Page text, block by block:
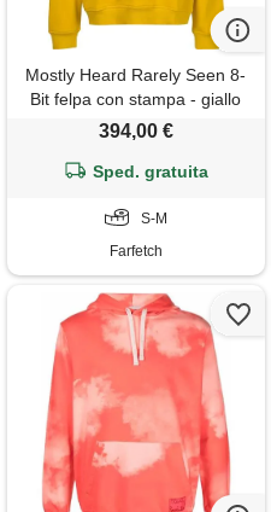
Mostly Heard Rarely Seen 8-
Bit felpa con stampa - giallo
394,00 €
Sped. gratuita
S-M
Farfetch